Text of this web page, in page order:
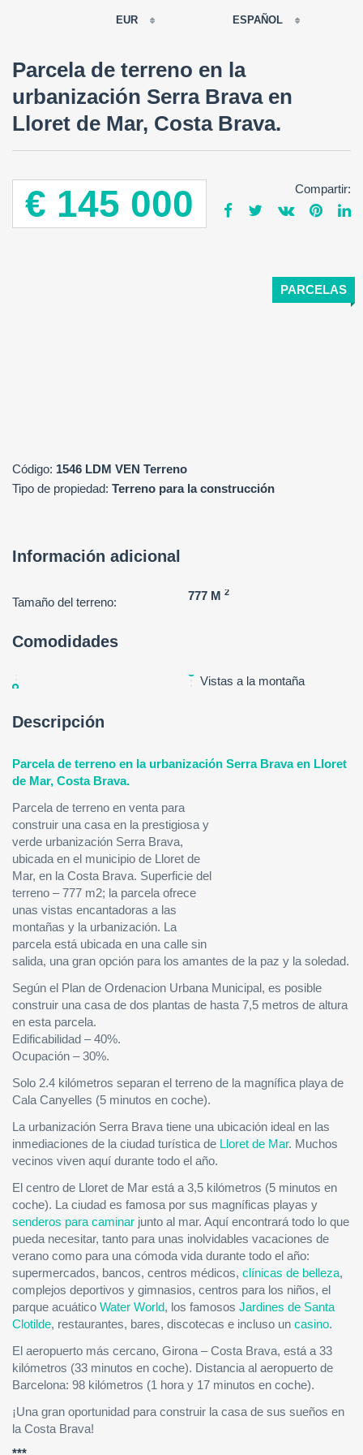
EUR
USD
RUB
GBP
ESPAÑOL
РУССКИЙ
ESPAÑOL
CATALÀ
Parcela de terreno en la
urbanización Serra Brava en
Lloret de Mar, Costa Brava.
€ 145 000 Compartir:
PARCELAS
Сódigo: 1546 LDM VEN Terreno
Tipo de propiedad: Terreno para la construcción
Información adicional
Tamaño del terreno: 777 M 2
Comodidades
Vistas a la montaña
Descripción
Parcela de terreno en la urbanización Serra Brava en Lloret
de Mar, Costa Brava.
Parcela de terreno en venta para
construir una casa en la prestigiosa y
verde urbanización Serra Brava,
ubicada en el municipio de Lloret de
Mar, en la Costa Brava. Superficie del
terreno – 777 m2; la parcela ofrece
unas vistas encantadoras a las
montañas y la urbanización. La
parcela está ubicada en una calle sin
salida, una gran opción para los amantes de la paz y la soledad.
Según el Plan de Ordenacion Urbana Municipal, es posible
construir una casa de dos plantas de hasta 7,5 metros de altura
en esta parcela.
Edificabilidad – 40%.
Ocupación – 30%.
Solo 2.4 kilómetros separan el terreno de la magnífica playa de
Cala Canyelles (5 minutos en coche).
La urbanización Serra Brava tiene una ubicación ideal en las
inmediaciones de la ciudad turística de Lloret de Mar. Muchos
vecinos viven aquí durante todo el año.
El centro de Lloret de Mar está a 3,5 kilómetros (5 minutos en
coche). La ciudad es famosa por sus magníficas playas y
senderos para caminar junto al mar. Aquí encontrará todo lo que
pueda necesitar, tanto para unas inolvidables vacaciones de
verano como para una cómoda vida durante todo el año:
supermercados, bancos, centros médicos, clínicas de belleza,
complejos deportivos y gimnasios, centros para los niños, el
parque acuático Water World, los famosos Jardines de Santa
Clotilde, restaurantes, bares, discotecas e incluso un casino.
El aeropuerto más cercano, Girona – Costa Brava, está a 33
kilómetros (33 minutos en coche). Distancia al aeropuerto de
Barcelona: 98 kilómetros (1 hora y 17 minutos en coche).
¡Una gran oportunidad para construir la casa de sus sueños en
la Costa Brava!